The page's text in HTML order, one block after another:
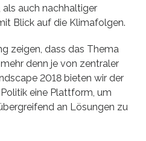
auch nachhaltiger
Blick auf die Klimafolgen.
zeigen, dass das Thema
denn je von zentraler
2018 bieten wir der
eine Plattform, um
an Lösungen zu